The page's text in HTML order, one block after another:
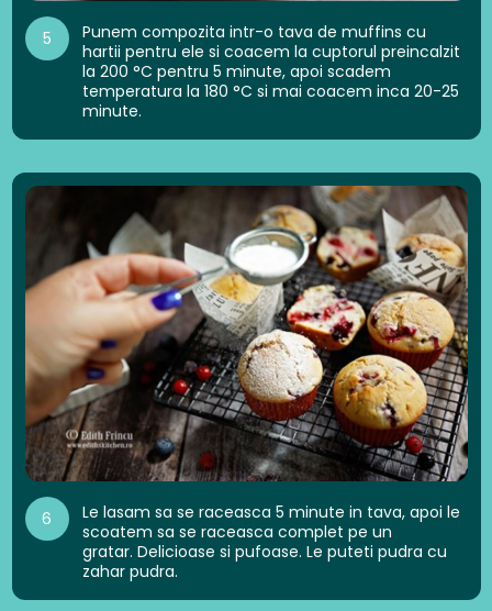
5
Punem compozita intr-o tava de muffins cu
hartii pentru ele si coacem la cuptorul preincalzit
la 200 °C pentru 5 minute, apoi scadem
temperatura la 180 °C si mai coacem inca 20-25
minute.
6
Le lasam sa se raceasca 5 minute in tava, apoi le
scoatem sa se raceasca complet pe un
gratar. Delicioase si pufoase. Le puteti pudra cu
zahar pudra.